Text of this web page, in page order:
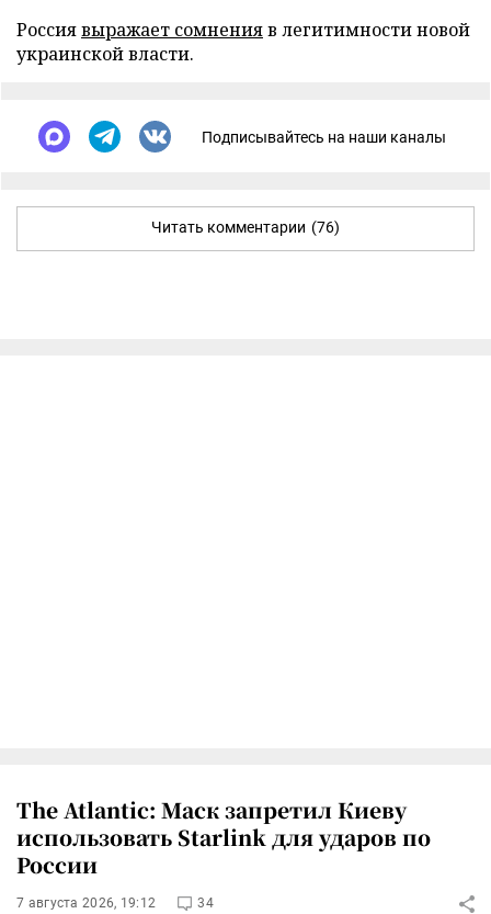
Россиявыражает сомненияв легитимности новой
украинской власти.
Подписывайтесь на наши каналы
Читать комментарии (76)
The Atlantic: Маск запретил Киеву
использовать Starlink для ударов по
России
7 августа 2026, 19:12 34